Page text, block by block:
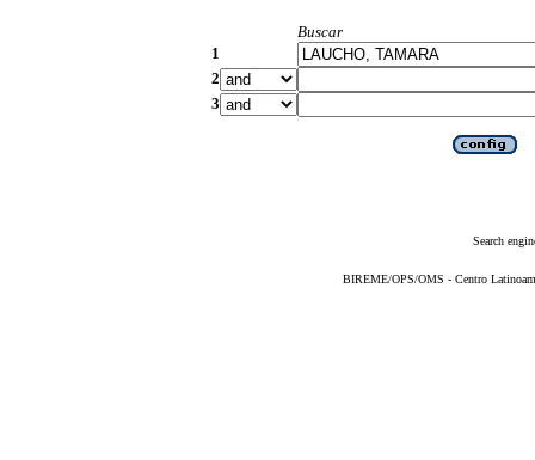
Buscar
1
2
3
Search
BIREME/OPS/OMS - Centro